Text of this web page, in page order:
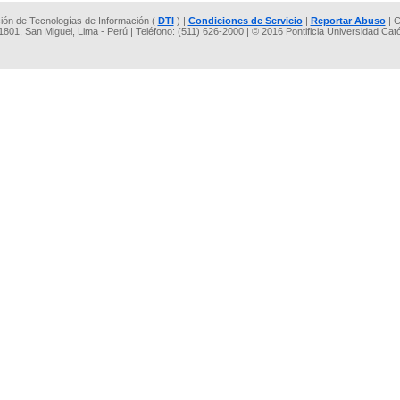
de Tecnologías de Información ( DTI) | Condiciones de Servicio| Reportar Abuso|
San Miguel, Lima - Perú | Teléfono: (511) 626-2000 | © 2016 Pontificia Universidad